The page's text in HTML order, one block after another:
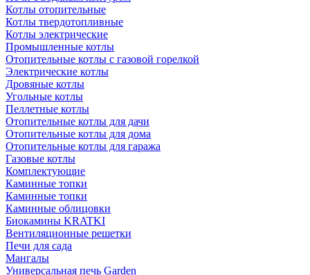
Котлы отопительные
Котлы твердотопливные
Котлы электрические
Промышленные котлы
Отопительные котлы с газовой горелкой
Электрические котлы
Дровяные котлы
Угольные котлы
Пеллетные котлы
Отопительные котлы для дачи
Отопительные котлы для дома
Отопительные котлы для гаража
Газовые котлы
Комплектующие
Каминные топки
Каминные топки
Каминные облицовки
Биокамины KRATKI
Вентиляционные решетки
Печи для сада
Мангалы
Универсальная печь Garden